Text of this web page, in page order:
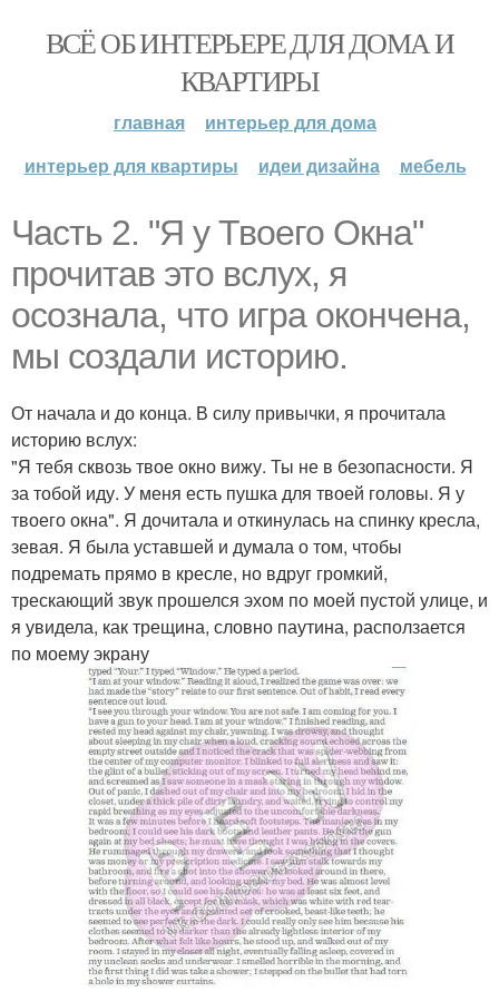
ВСЁ ОБ ИНТЕРЬЕРЕ ДЛЯ ДОМА И
КВАРТИРЫ
главная
интерьер для дома
интерьер для квартиры
идеи дизайна мебель
Часть 2. "Я у Твоего Окна"
прочитав это вслух, я
осознала, что игра окончена,
мы создали историю.
От начала и до конца. В силу привычки, я прочитала
историю вслух:
"Я тебя сквозь твое окно вижу. Ты не в безопасности. Я
за тобой иду. У меня есть пушка для твоей головы. Я у
твоего окна". Я дочитала и откинулась на спинку кресла,
зевая. Я была уставшей и думала о том, чтобы
подремать прямо в кресле, но вдруг громкий,
трескающий звук прошелся эхом по моей пустой улице, и
я увидела, как трещина, словно паутина, расползается
по моему экрану